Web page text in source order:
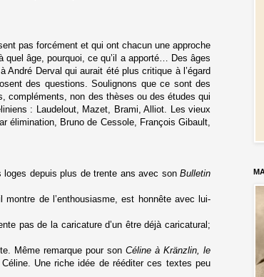
pas forcément et qui ont chacun une approche
âge, pourquoi, ce qu’il a apporté… Des âges
André Derval qui aurait été plus critique à l’égard
des questions. Soulignons que ce sont des
compléments, non des thèses ou des études qui
: Laudelout, Mazet, Brami, Alliot. Les vieux
élimination, Bruno de Cessole, François Gibault,
depuis plus de trente ans avec son Bulletin
de l’enthousiasme, est honnête avec lui-
pas de la caricature d’un être déjà caricatural;
Même remarque pour son Céline à Kränzlin, le
Une riche idée de rééditer ces textes peu